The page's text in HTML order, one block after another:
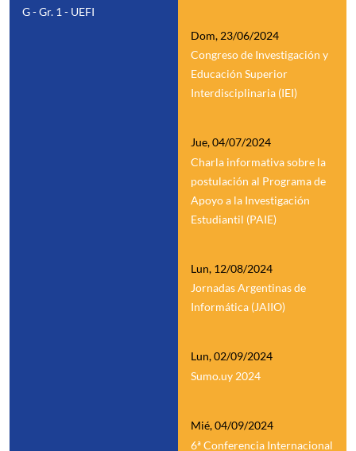
G - Gr. 1 - UEFI
Dom, 23/06/2024
Congreso de Investigación y
Educación Superior
Interdisciplinaria (IEI)
Jue, 04/07/2024
Charla informativa sobre la
postulación al Programa de
Apoyo a la Investigación
Estudiantil (PAIE)
Lun, 12/08/2024
Jornadas Argentinas de
Informática (JAIIO)
Lun, 02/09/2024
Sumo.uy 2024
Mié, 04/09/2024
6ª Conferencia Internacional